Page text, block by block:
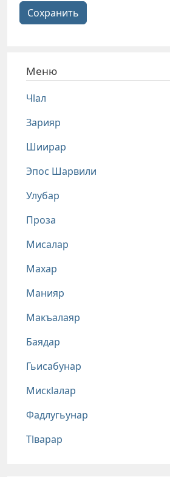
Сохранить
Меню
Чlал
Зарияр
Шиирар
Эпос Шарвили
Улубар
Проза
Мисалар
Махар
Манияр
Макъалаяр
Баядар
Гьисабунар
Мискlалар
Фадлугьунар
Тlварар